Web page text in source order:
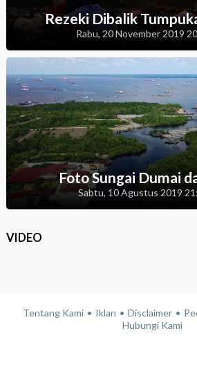
Rezeki Dibalik
Rabu, 20 November 2019
Foto Sungai Dumai
Sabtu, 10 Agustus 2019
VIDEO
Tentang Kami Iklan Disclaimer
Hubungi Kami